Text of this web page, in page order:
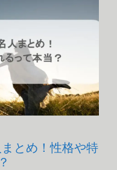
とめ！性格や特